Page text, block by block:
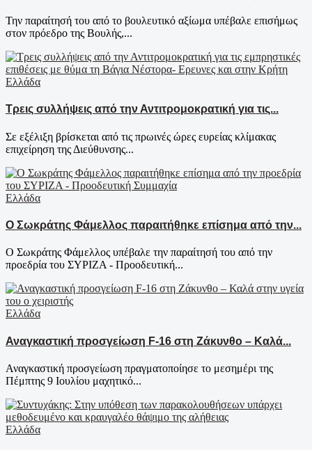
Την παραίτησή του από το βουλευτικό αξίωμα υπέβαλε επισήμως
στον πρόεδρο της Βουλής,...
Ελλάδα
Τρεις συλλήψεις από την Αντιτρομοκρατική για τις...
Σε εξέλιξη βρίσκεται από τις πρωινές ώρες ευρείας κλίμακας
επιχείρηση της Διεύθυνσης...
Ελλάδα
Ο Σωκράτης Φάμελλος παραιτήθηκε επίσημα από την...
Ο Σωκράτης Φάμελλος υπέβαλε την παραίτησή του από την
προεδρία του ΣΥΡΙΖΑ - Προοδευτική...
Ελλάδα
Αναγκαστική προσγείωση F-16 στη Ζάκυνθο – Καλά...
Αναγκαστική προσγείωση πραγματοποίησε το μεσημέρι της
Πέμπτης 9 Ιουλίου μαχητικό...
Ελλάδα